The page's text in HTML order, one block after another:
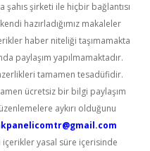
şirketi ile hiçbir bağlantısı
hazırladığımız makaleler
haber niteliği taşımamakta
paylaşım yapılmamaktadır.
tamamen tesadüfidir.
ücretsiz bir bilgi paylaşım
aykırı olduğunu
yasal süre içerisinde